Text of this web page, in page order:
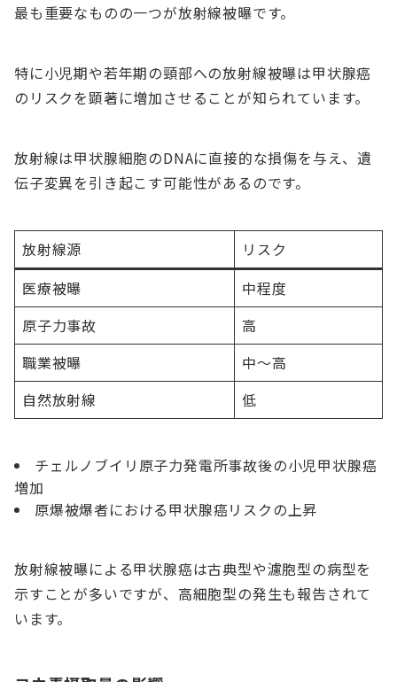
最も重要なものの一つが放射線被曝です。
特に小児期や若年期の頸部への放射線被曝は甲状腺癌
のリスクを顕著に増加させることが知られています。
放射線は甲状腺細胞のDNAに直接的な損傷を与え、遺
伝子変異を引き起こす可能性があるのです。
放射線源
リスク
医療被曝
中程度
原子力事故
高
職業被曝
中〜高
自然放射線
低
チェルノブイリ原子力発電所事故後の小児甲状腺癌
増加
原爆被爆者における甲状腺癌リスクの上昇
放射線被曝による甲状腺癌は古典型や濾胞型の病型を
示すことが多いですが、高細胞型の発生も報告されて
います。